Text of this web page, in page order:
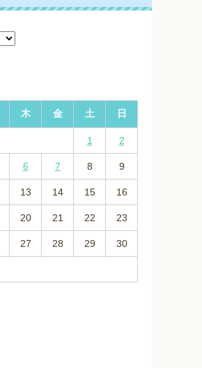
木 金 土 日
1 2
6 7 8 9
13 14 15 16
20 21 22 23
27 28 29 30